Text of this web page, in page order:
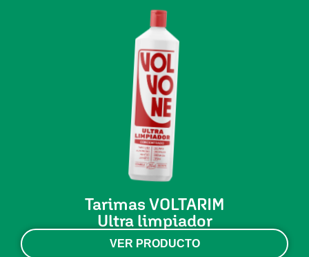
Tarimas VOLTARIM
Ultra limpiador
VER PRODUCTO